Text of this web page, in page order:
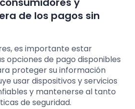
de los pagos sin
es importante estar
opciones de pago disponibles
proteger su información
usar dispositivos y servicios
y mantenerse al tanto
de seguridad.